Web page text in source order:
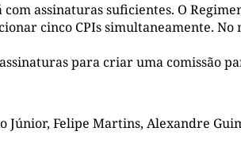
assinaturas suficientes. O
cinco CPIs simultaneamente. No
para criar uma comissão
Júnior, Felipe Martins, Alexandre